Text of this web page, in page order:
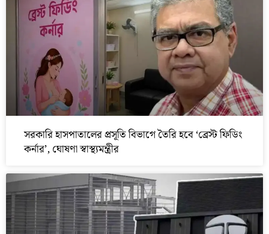
সরকারি হাসপাতালের প্রসূতি বিভাগে তৈরি হবে ‘ব্রেস্ট ফিডিং
কর্নার’, ঘোষণা স্বাস্থ্যমন্ত্রীর